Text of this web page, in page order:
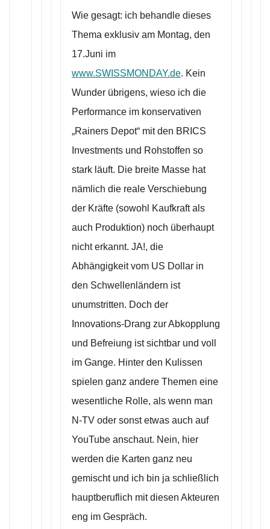
Wie gesagt: ich behandle dieses
Thema exklusiv am Montag, den
17.Juni im
www.SWISSMONDAY.de. Kein
Wunder übrigens, wieso ich die
Performance im konservativen
„Rainers Depot“ mit den BRICS
Investments und Rohstoffen so
stark läuft. Die breite Masse hat
nämlich die reale Verschiebung
der Kräfte (sowohl Kaufkraft als
auch Produktion) noch überhaupt
nicht erkannt. JA!, die
Abhängigkeit vom US Dollar in
den Schwellenländern ist
unumstritten. Doch der
Innovations-Drang zur Abkopplung
und Befreiung ist sichtbar und voll
im Gange. Hinter den Kulissen
spielen ganz andere Themen eine
wesentliche Rolle, als wenn man
N-TV oder sonst etwas auch auf
YouTube anschaut. Nein, hier
werden die Karten ganz neu
gemischt und ich bin ja schließlich
hauptberuflich mit diesen Akteuren
eng im Gespräch.